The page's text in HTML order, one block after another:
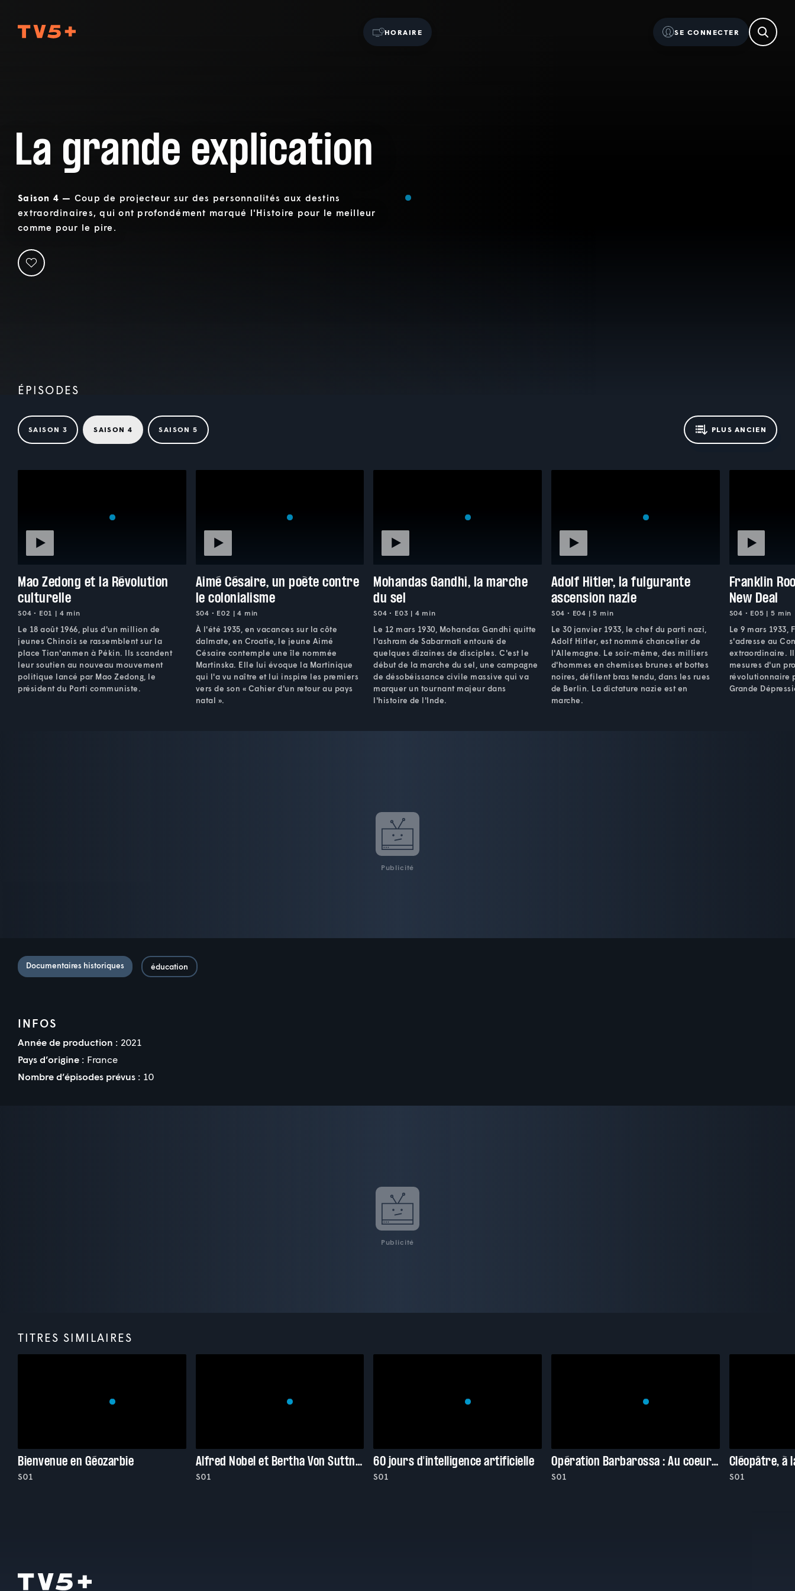
HORAIRE SE CONNECTER
La grande explication
Saison 4 — Coup de projecteur sur des personnalités aux destins
extraordinaires, qui ont profondément marqué l'Histoire pour le meilleur
comme pour le pire.
ÉPISODES
SAISON 3 SAISON 4 SAISON 5 PLUS ANCIEN
Mao Zedong et la Révolution
culturelle
S04 • E01 | 4 min
Le 18 août 1966, plus d'un million de
jeunes Chinois se rassemblent sur la
place Tian'anmen à Pékin. Ils scandent
leur soutien au nouveau mouvement
politique lancé par Mao Zedong, le
président du Parti communiste.
Aimé Césaire, un poète contre
le colonialisme
S04 • E02 | 4 min
À l'été 1935, en vacances sur la côte
dalmate, en Croatie, le jeune Aimé
Césaire contemple une île nommée
Martinska. Elle lui évoque la Martinique
qui l'a vu naître et lui inspire les premiers
vers de son « Cahier d'un retour au pays
natal ».
Mohandas Gandhi, la marche
du sel
S04 • E03 | 4 min
Le 12 mars 1930, Mohandas Gandhi quitte
l'ashram de Sabarmati entouré de
quelques dizaines de disciples. C'est le
début de la marche du sel, une campagne
de désobéissance civile massive qui va
marquer un tournant majeur dans
l'histoire de l'Inde.
Adolf Hitler, la fulgurante
ascension nazie
S04 • E04 | 5 min
Le 30 janvier 1933, le chef du parti nazi,
Adolf Hitler, est nommé chancelier de
l'Allemagne. Le soir-même, des milliers
d'hommes en chemises brunes et bottes
noires, défilent bras tendu, dans les rues
de Berlin. La dictature nazie est en
marche.
Franklin
New Deal
S04 • E05 | 5 min
Le 9 mars 1933,
s'adresse au
extraordinaire.
mesures d'un
révolutionnaire
Grande
Publicité
Documentaires historiques éducation
INFOS
Année de production : 2021
Pays d’origine : France
Nombre d’épisodes prévus : 10
Publicité
TITRES SIMILAIRES
Bienvenue en Géozarbie
S01
Alfred Nobel et Bertha Von Suttner : Un prix pour la paix
S01
60 jours d'intelligence artificielle
S01
Opération Barbarossa : Au coeur des ténèbres
S01 S01